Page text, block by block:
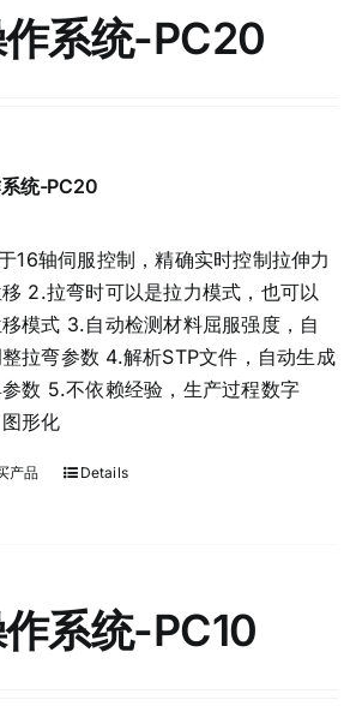
系统-PC20
统-PC20
16轴伺服控制，精确实时控制拉伸力
2.拉弯时可以是拉力模式，也可以
模式 3.自动检测材料屈服强度，自
拉弯参数 4.解析STP文件，自动生成
数 5.不依赖经验，生产过程数字
形化
产品 Details
系统-PC10